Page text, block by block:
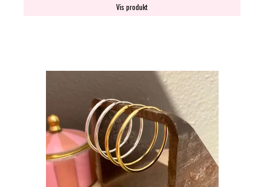
Vis produkt